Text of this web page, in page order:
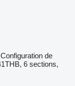
Configuration de
6 sections,